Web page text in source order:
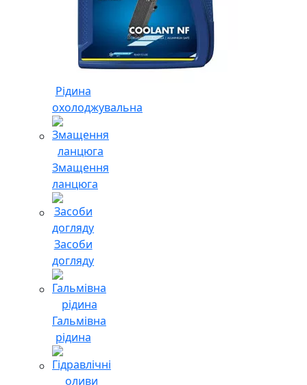
Рідина
охолоджувальна
Змащення
ланцюга
Засоби
догляду
Гальмівна
рідина